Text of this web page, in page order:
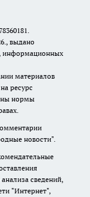
выдано
информационных
материалов
ресурс
нормы
новости".
сведений,
"Интернет",